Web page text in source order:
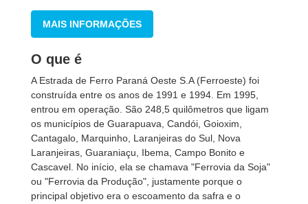
MAIS INFORMAÇÕES
O que é
A Estrada de Ferro Paraná Oeste S.A (Ferroeste) foi
construída entre os anos de 1991 e 1994. Em 1995,
entrou em operação. São 248,5 quilômetros que ligam
os municípios de Guarapuava, Candói, Goioxim,
Cantagalo, Marquinho, Laranjeiras do Sul, Nova
Laranjeiras, Guaraniaçu, Ibema, Campo Bonito e
Cascavel. No início, ela se chamava "Ferrovia da Soja"
ou "Ferrovia da Produção", justamente porque o
principal objetivo era o escoamento da safra e o